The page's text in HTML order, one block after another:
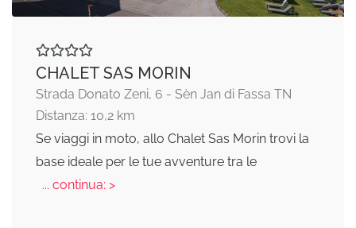
CHALET SAS MORIN
Strada Donato Zeni, 6 - Sèn Jan di Fassa TN
Distanza: 10,2 km
Se viaggi in moto, allo Chalet Sas Morin trovi la
base ideale per le tue avventure tra le
... continua: >